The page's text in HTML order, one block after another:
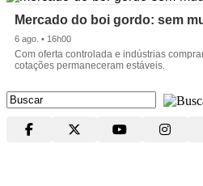
Mercado do boi gordo: sem
6 ago. • 16h00
Com oferta controlada e indústrias
cotações permaneceram estáveis.